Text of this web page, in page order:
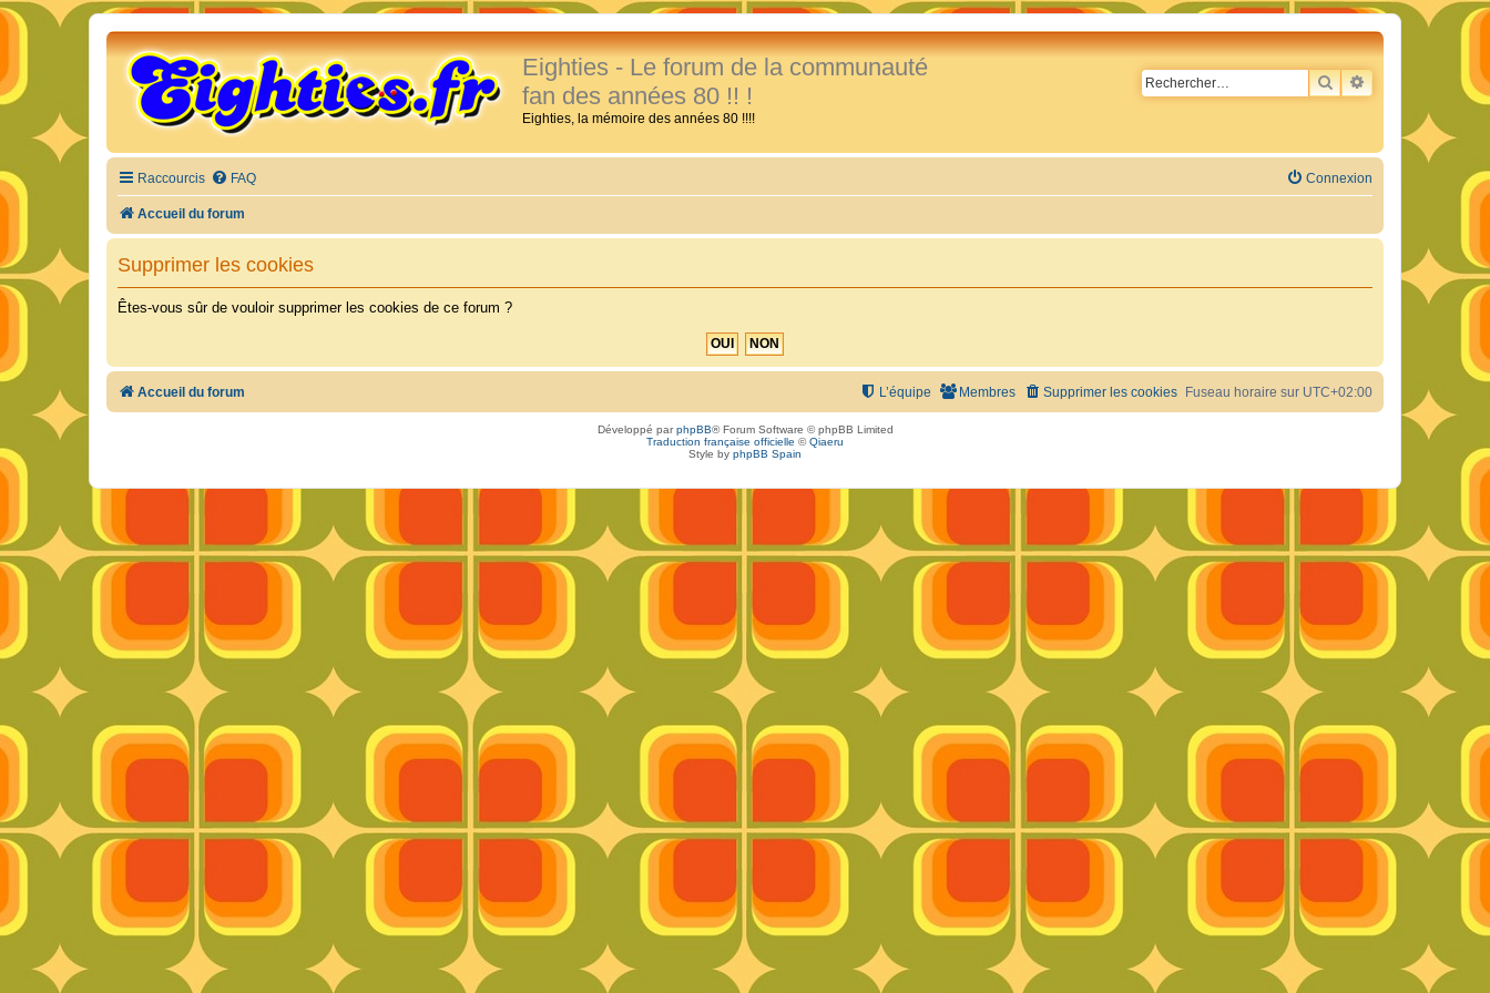
Eighties - Le forum de la communauté
fan des années 80 !! !
Eighties, la mémoire des années 80 !!!!
RECHERCHER
RECHERCHE
Raccourcis FAQ Connexion
Accueil du forum
Supprimer les cookies
Êtes-vous sûr de vouloir supprimer les cookies de ce forum ?
Accueil du forum Fuseau horaire sur UTC+02:00
Supprimer les cookies
Membres
L’équipe
Développé parphpBB® Forum Software © phpBB Limited
Traduction française officielle ©Qiaeru
Style by phpBB Spain